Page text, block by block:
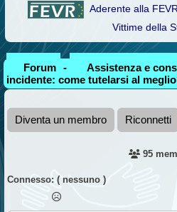
Aderente alla
Vittime della
Forum - Assistenza e
incidente: come tutelarsi al
Diventa un membro Riconnetti
95
Connesso: ( nessuno )